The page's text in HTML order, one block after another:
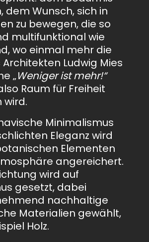
dem Wunsch, sich in
zu bewegen, die so
multifunktional wie
wo einmal mehr die
Architekten Ludwig Mies
„Weniger ist mehr!“
Raum für Freiheit
wird.
Minimalismus
Eleganz wird
Elementen
angereichert.
wird auf
gesetzt, dabei
nachhaltige
Materialien gewählt,
Holz.